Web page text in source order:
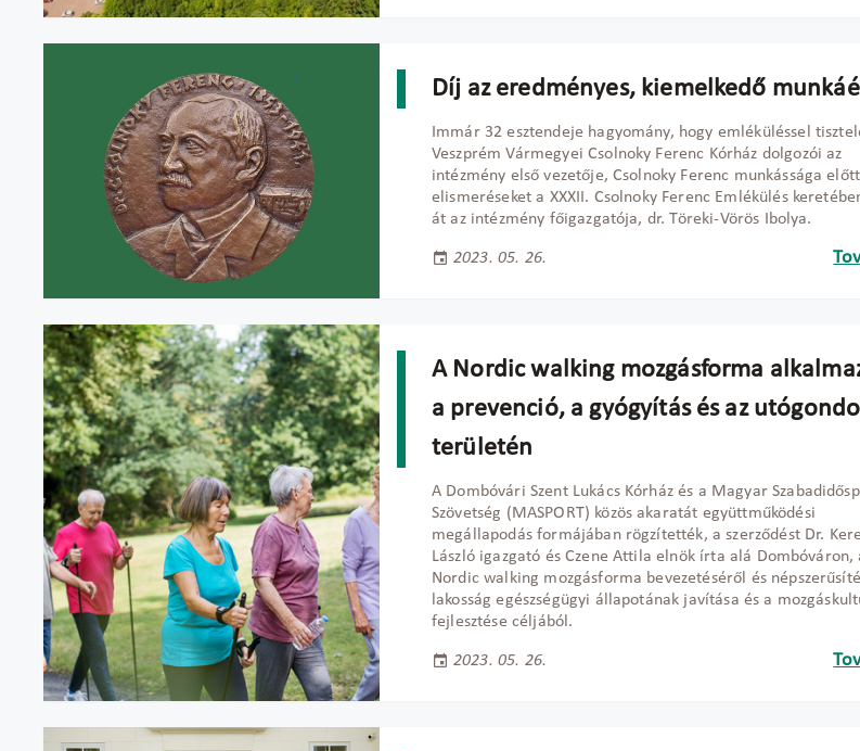
Díj az eredményes, kiemelkedő
Immár 32 esztendeje hagyomány, hogy emléküléssel
Veszprém Vármegyei Csolnoky Ferenc Kórház dolgozói az
intézmény első vezetője, Csolnoky Ferenc munkássága
elismeréseket a XXXII. Csolnoky Ferenc Emlékülés
át az intézmény főigazgatója, dr. Töreki-Vörös Ibolya.
2023. 05. 26.
A Nordic walking mozgásforma
a prevenció, a gyógyítás és az
területén
A Dombóvári Szent Lukács Kórház és a Magyar
Szövetség (MASPORT) közös akaratát együttműködési
megállapodás formájában rögzítették, a szerződést Dr.
László igazgató és Czene Attila elnök írta alá Dombóváron,
Nordic walking mozgásforma bevezetéséről és
lakosság egészségügyi állapotának javítása és a
fejlesztése céljából.
2023. 05. 26.